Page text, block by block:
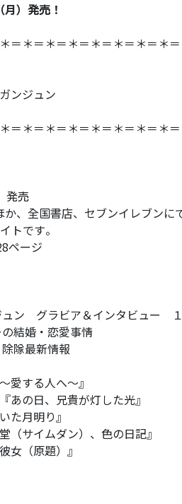
）発売！
＝＊＝＊＝＊＝＊＝＊＝＊＝＊
６月号
ンジュン
＝＊＝＊＝＊＝＊＝＊＝＊＝＊
発売
、全国書店、セブンイレブンに
トです。
ページ
ン グラビア＆インタビュー
恋愛事情
新情報
愛する人へ～』
の日、兄貴が灯した光』
月明り』
サイムダン）、色の日記』
彼女（原題）』